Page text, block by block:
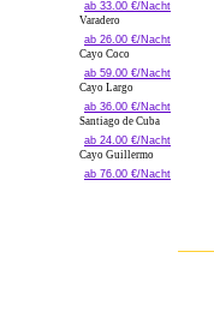
ab 33.00 €/Nacht
Varadero
ab 26.00 €/Nacht
Cayo Coco
ab 59.00 €/Nacht
Cayo Largo
ab 36.00 €/Nacht
Santiago de Cuba
ab 24.00 €/Nacht
Cayo Guillermo
ab 76.00 €/Nacht